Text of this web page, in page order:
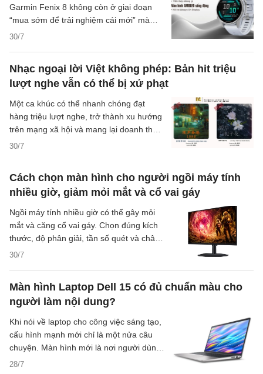
30/7
Garmin Fenix 8 không còn ở giai đoạn
“mua sớm để trải nghiệm cái mới” mà
bước sang bài toán quen thuộc hơn: mua
thể thao bền bỉ, theo dõi sức khỏe tốt và
pin đủ yên tâm cho lịch tập dày, đây là
sử dụng thực tế thay vì chỉ bằng sức hút
lúc mới ra mắt.
Nhạc ngoại lời Việt không phép: Bản hit triệu
lượt nghe vẫn có thể bị xử phạt
30/7
Một ca khúc có thể nhanh chóng đạt
hàng triệu lượt nghe, trở thành xu hướng
trên mạng xã hội và mang lại doanh thu
đáng kể. Tuy nhiên, nếu phần lời Việt
quyền tác giả, sức hút của bài hát không
thể loại trừ nguy cơ bị xử lý theo quy định
pháp luật.
Cách chọn màn hình cho người ngồi máy tính
nhiều giờ, giảm mỏi mắt và cổ vai gáy
30/7
Ngồi máy tính nhiều giờ có thể gây mỏi
mắt và căng cổ vai gáy. Chọn đúng kích
thước, độ phân giải, tần số quét và chân
đế sẽ giúp trải nghiệm dễ chịu hơn.
Màn hình Laptop Dell 15 có đủ chuẩn màu cho
người làm nội dung?
28/7
Khi nói về laptop cho công việc sáng tạo,
cấu hình mạnh mới chỉ là một nửa câu
chuyện. Màn hình mới là nơi người dùng
nhìn, chỉnh và quyết định màu sắc cuối